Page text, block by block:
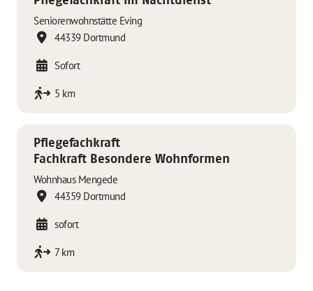
Seniorenwohnstätte Eving
44339 Dortmund
Sofort
5 km
Pflegefachkraft
Fachkraft Besondere Wohnformen
Wohnhaus Mengede
44359 Dortmund
sofort
7 km